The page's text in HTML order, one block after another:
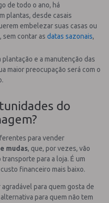
de todo o ano, há
plantas, desde casais
embelezar suas casas ou
sem contar as datas sazonais,
plantação e a manutenção das
maior preocupação será com o
do
para vender
mudas, que, por vezes, vão
para a loja. É um
financeiro mais baixo.
para quem gosta de
alternativa para quem não tem